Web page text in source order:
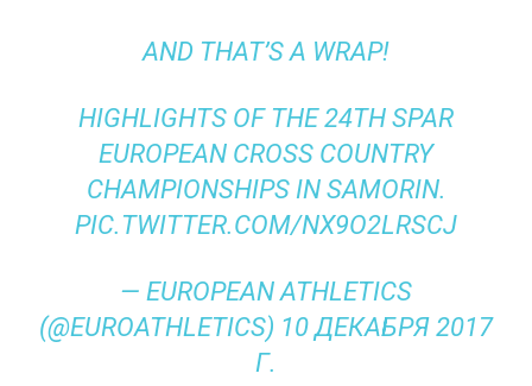
AND THAT’S A WRAP!
HIGHLIGHTS OF THE 24TH SPAR
EUROPEAN CROSS COUNTRY
CHAMPIONSHIPS IN SAMORIN.
PIC.TWITTER.COM/NX9O2LRSCJ
— EUROPEAN ATHLETICS
(@EUROATHLETICS) 10 ДЕКАБРЯ 2017
Г.